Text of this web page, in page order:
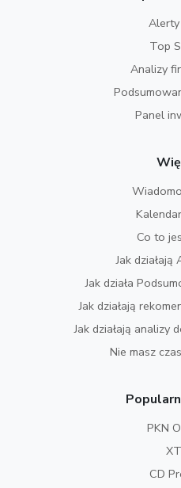
Alerty
Top
Analizy
Panel
Co to
Jak działają
Jak działa
Jak działają
Jak działają analizy
Nie masz
PKN
CD